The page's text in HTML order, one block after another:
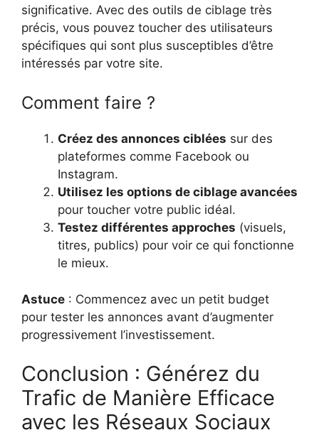
significative. Avec des outils de ciblage très
précis, vous pouvez toucher des utilisateurs
spécifiques qui sont plus susceptibles d’être
intéressés par votre site.
Comment faire ?
Créez des annonces ciblées sur des
plateformes comme Facebook ou
Instagram.
Utilisez les options de ciblage avancées
pour toucher votre public idéal.
Testez différentes approches (visuels,
titres, publics) pour voir ce qui fonctionne
le mieux.
Astuce : Commencez avec un petit budget
pour tester les annonces avant d’augmenter
progressivement l’investissement.
Conclusion : Générez du
Trafic de Manière Efficace
avec les Réseaux Sociaux